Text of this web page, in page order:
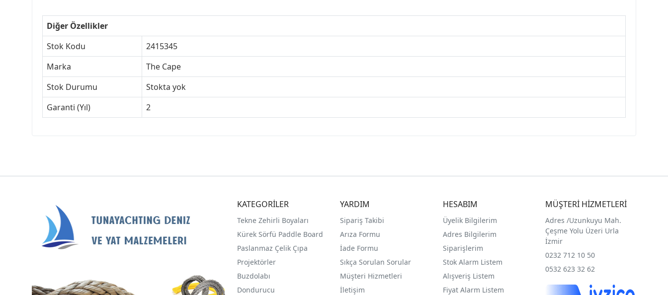
Diğer Özellikler
Stok Kodu
2415345
Marka
The Cape
Stok Durumu
Stokta yok
Garanti (Yıl)
2
KATEGORİLER
Tekne Zehirli Boyaları
Kürek Sörfü Paddle Board
Paslanmaz Çelik Çıpa
Projektörler
Buzdolabı
Dondurucu
YARDIM
Sipariş Takibi
Arıza Formu
İade Formu
Sıkça Sorulan Sorular
Müşteri Hizmetleri
İletişim
HESABIM
Üyelik Bilgilerim
Adres Bilgilerim
Siparişlerim
Stok Alarm Listem
Alışveriş Listem
Fiyat Alarm Listem
MÜŞTERİ HİZMETLERİ
Adres /Uzunkuyu Mah.
Çeşme Yolu Üzeri Urla
İzmir
0232 712 10 50
0532 623 32 62